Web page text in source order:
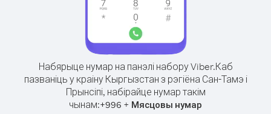
Набярыце нумар на панэлі набору Viber.Каб
пазваніць у краіну Кыргызстан з рэгіёна Сан-Тамэ і
Прынсіпі, набірайце нумар такім
чынам:+996 + Мясцовы нумар